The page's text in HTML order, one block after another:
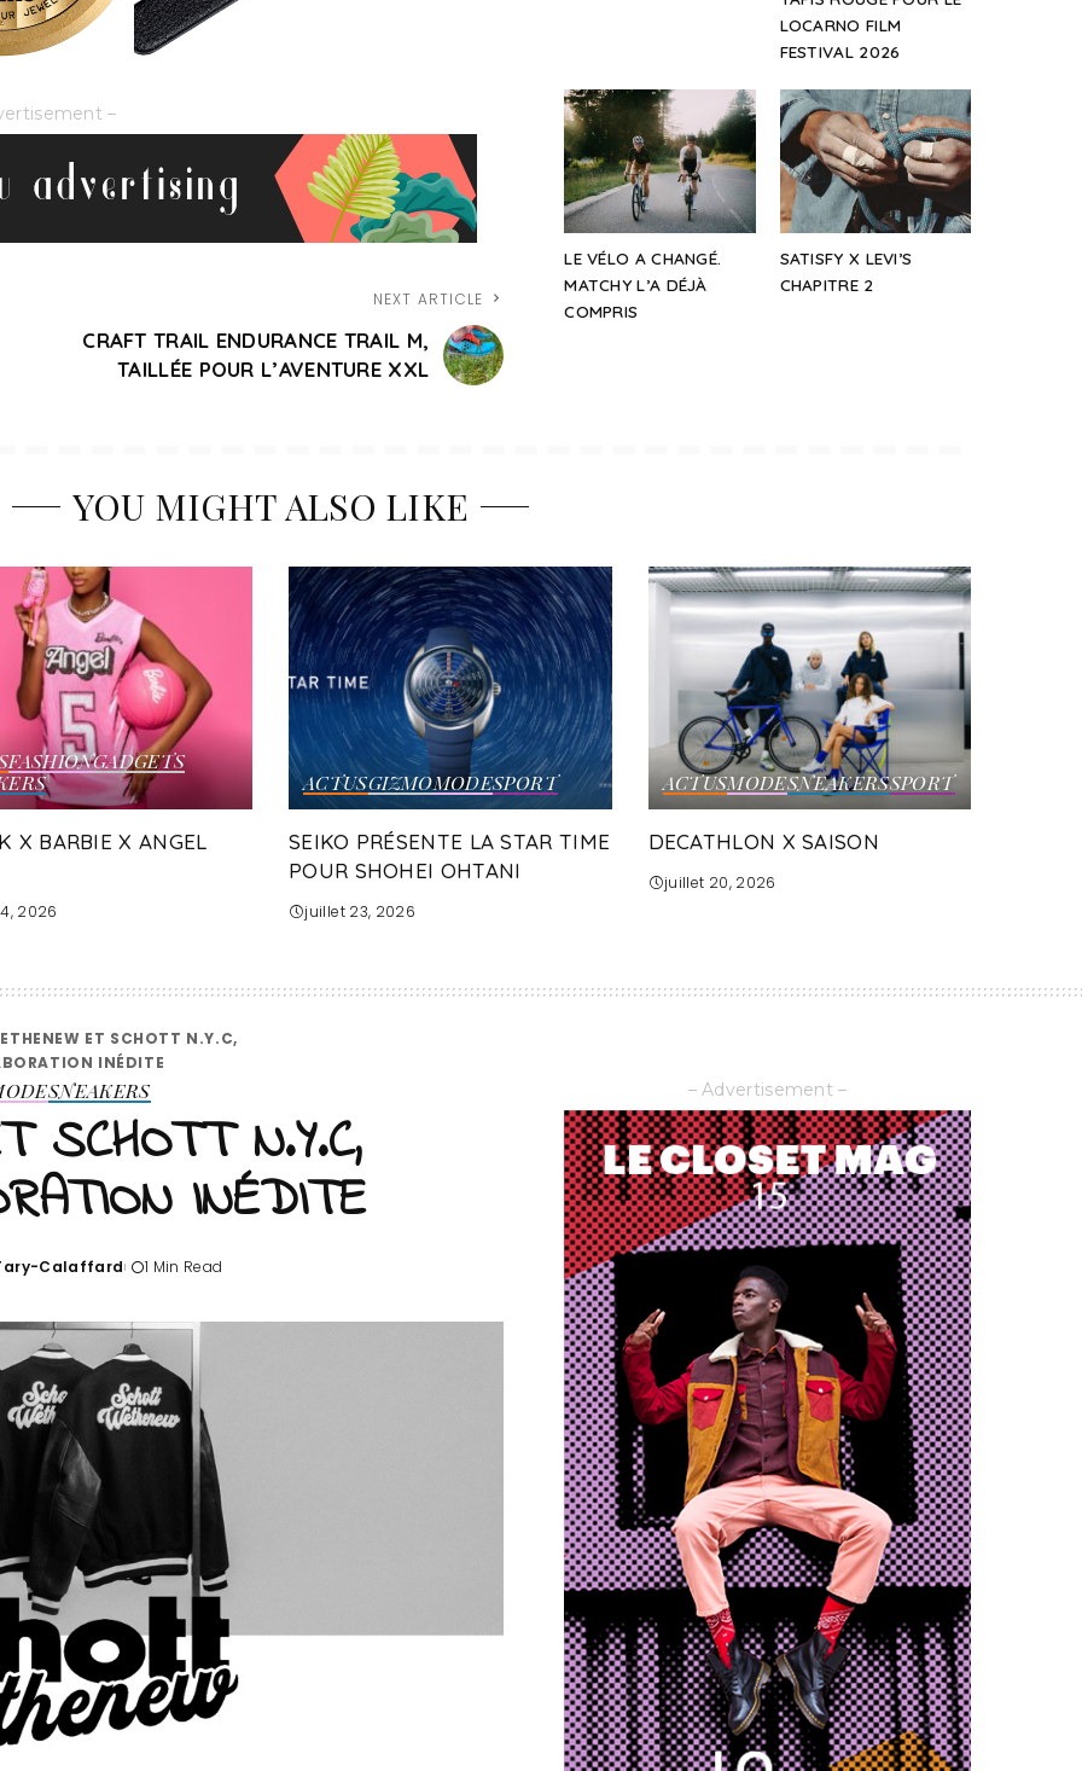
–
NEXT ARTICLE
CRAFT TRAIL ENDURANCE TRAIL M,
TAILLÉE POUR L’AVENTURE XXL
LOCARNO FILM
FESTIVAL 2026
LE VÉLO A CHANGÉ.
MATCHY L’A DÉJÀ
COMPRIS
SATISFY X LEVI’S
CHAPITRE 2
YOU MIGHT ALSO LIKE
FASHIONGADGETS
X BARBIE X ANGEL
2026
ACTUSGIZMOMODESPORT
SEIKO PRÉSENTE LA STAR TIME
POUR SHOHEI OHTANI
juillet 23, 2026
ACTUSMODESNEAKERSSPORT
DECATHLON X SAISON
juillet 20, 2026
ET SCHOTT N.Y.C,
INÉDITE
SNEAKERS
SCHOTT N.Y.C,
INÉDITE
Calaffard 1 Min Read
– Advertisement –